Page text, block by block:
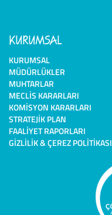
KURUMSAL
KURUMSAL
MÜDÜRLÜKLER
MUHTARLAR
MECLIS KARARLARI
KOMISYON KARARLARI
STRATEJIK PLAN
FAALIYET RAPORLARI
GIZLILIK & ÇEREZ POLITIKASI